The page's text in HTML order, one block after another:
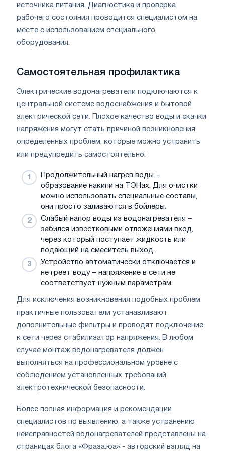
источника питания. Диагностика и проверка
рабочего состояния проводится специалистом на
месте с использованием специального
оборудования.
Самостоятельная профилактика
Электрические водонагреватели подключаются к
центральной системе водоснабжения и бытовой
электрической сети. Плохое качество воды и скачки
напряжения могут стать причиной возникновения
определенных проблем, которые можно устранить
или предупредить самостоятельно:
Продолжительный нагрев воды –
образование накипи на ТЭНах. Для очистки
можно использовать специальные составы,
они просто заливаются в бойлеры.
Слабый напор воды из водонагревателя –
забился известковыми отложениями вход,
через который поступает жидкость или
подающий на смеситель выход.
Устройство автоматически отключается и
не греет воду – напряжение в сети не
соответствует нужным параметрам.
Для исключения возникновения подобных проблем
практичные пользователи устанавливают
дополнительные фильтры и проводят подключение
к сети через стабилизатор напряжения. В любом
случае монтаж водонагревателя должен
выполняться на профессиональном уровне с
соблюдением установленных требований
электротехнической безопасности.
Более полная информация и рекомендации
специалистов по выявлению, а также устранению
неисправностей водонагревателей представлены на
страницах блога «Фраза.юа» - авторский взгляд на